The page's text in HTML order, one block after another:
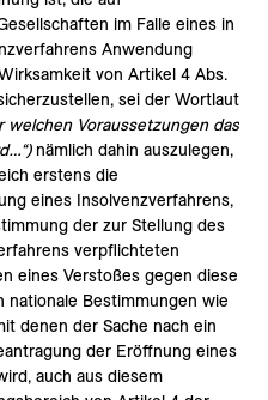
im Falle eines in
Anwendung
von Artikel 4 Abs.
sei der Wortlaut
welchen Voraussetzungen das
nämlich dahin auszulegen,
erstens die
eines Insolvenzverfahrens,
der zur Stellung des
verpflichteten
eines Verstoßes gegen diese
nationale Bestimmungen wie
denen der Sache nach ein
der Eröffnung eines
auch aus diesem